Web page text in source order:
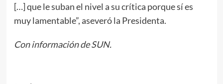
[…] que le suban el nivel a su crítica porque sí es
muy lamentable”, aseveró la Presidenta.
Con información de SUN.